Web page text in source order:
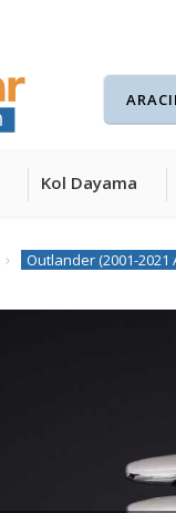
Kol Dayama
Outlander (2001-2021